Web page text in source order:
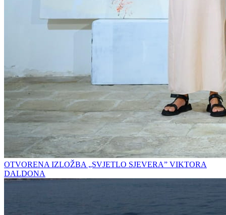
OTVORENA IZLOŽBA „SVJETLO SJEVERA” VIKTORA
DALDONA